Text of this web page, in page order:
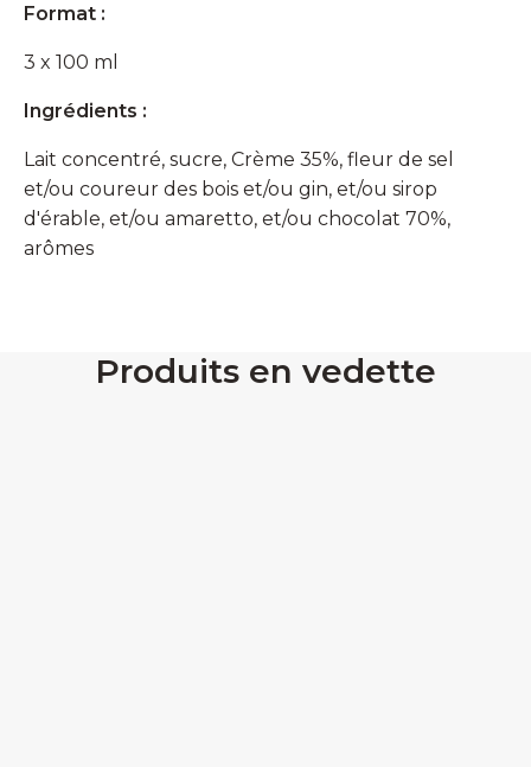
Format :
3 x 100 ml
Ingrédients :
Lait concentré, sucre, Crème 35%, fleur de sel
et/ou coureur des bois et/ou gin, et/ou sirop
d'érable, et/ou amaretto, et/ou chocolat 70%,
arômes
Produits en vedette